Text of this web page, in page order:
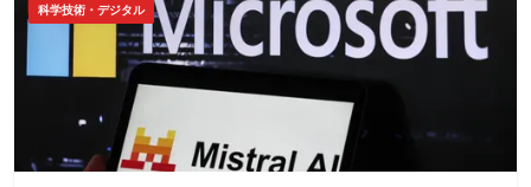
科学技術・デジタル